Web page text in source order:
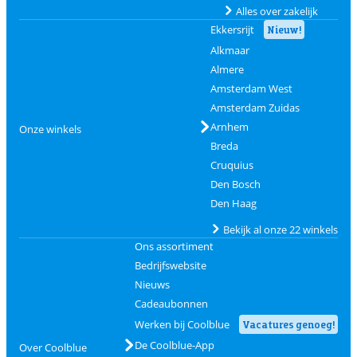
Alles over zakelijk
Onze winkels
Ekkersrijt Nieuw!
Alkmaar
Almere
Amsterdam West
Amsterdam Zuidas
Arnhem
Breda
Cruquius
Den Bosch
Den Haag
Bekijk al onze 22 winkels
Over Coolblue
Ons assortiment
Bedrijfswebsite
Nieuws
Cadeaubonnen
Werken bij Coolblue
Vacatures genoeg!
De Coolblue-App